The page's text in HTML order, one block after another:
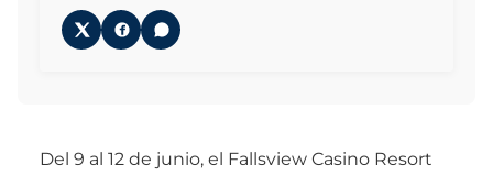
Del 9 al 12 de junio, el Fallsview Casino Resort